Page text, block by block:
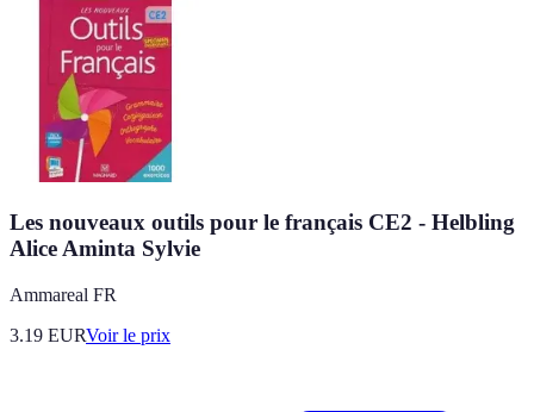
Les nouveaux outils pour le français CE2 - Helbling
Alice Aminta Sylvie
Ammareal FR
3.19 EURVoir le prix